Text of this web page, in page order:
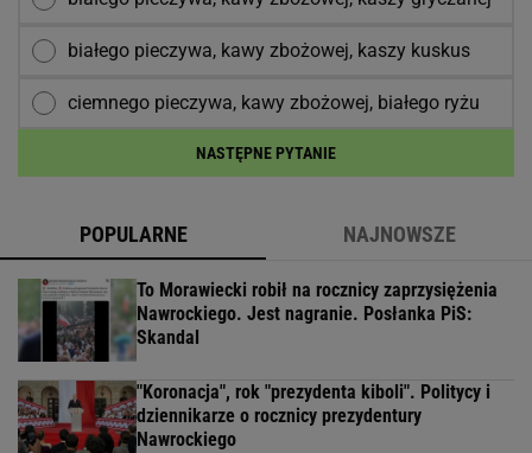
białego pieczywa, kawy zbożowej, kaszy kuskus
ciemnego pieczywa, kawy zbożowej, białego ryżu
NASTĘPNE PYTANIE
POPULARNE NAJNOWSZE
To Morawiecki robił na rocznicy zaprzysiężenia
Nawrockiego. Jest nagranie. Posłanka PiS:
Skandal
"Koronacja", rok "prezydenta kiboli". Politycy i
dziennikarze o rocznicy prezydentury
Nawrockiego